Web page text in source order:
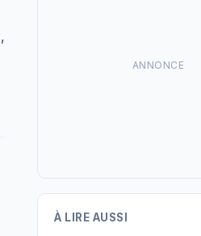
ANNONCE
À LIRE AUSSI